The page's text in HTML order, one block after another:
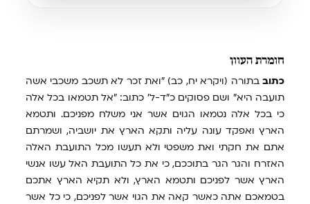
חומרת העוון
כתוב בתורה (ויקרא יח, כב) "ואת זכר לא תשכב משכבי אשה
תועבה היא" ושם פסוקים כ"ד-ל' כתוב: "אל תטמאו בכל אלה
כי בכל אלה נטמאו הגוים אשר אני משלח מפניכם. ותטמא
הארץ ואפקד עונה עליה ותקִא הארץ את יושביה, ושמרתם
אתם את חקתי ואת משפטי ולא תעשו מכל התועבת האלה
האזרח והגר הגר בתוככם, כי את כל התועבת האל עשו אנשי
הארץ אשר לפניכם ותטמא הארץ, ולא תקיא הארץ אתכם
בטמאכם אתה כאשר קאה את הגוי אשר לפניכם, כי כל אשר